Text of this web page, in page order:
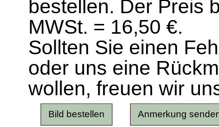
bestellen. Der Preis
MWSt. = 16,50 €.
Sollten Sie einen
oder uns eine
wollen, freuen wir